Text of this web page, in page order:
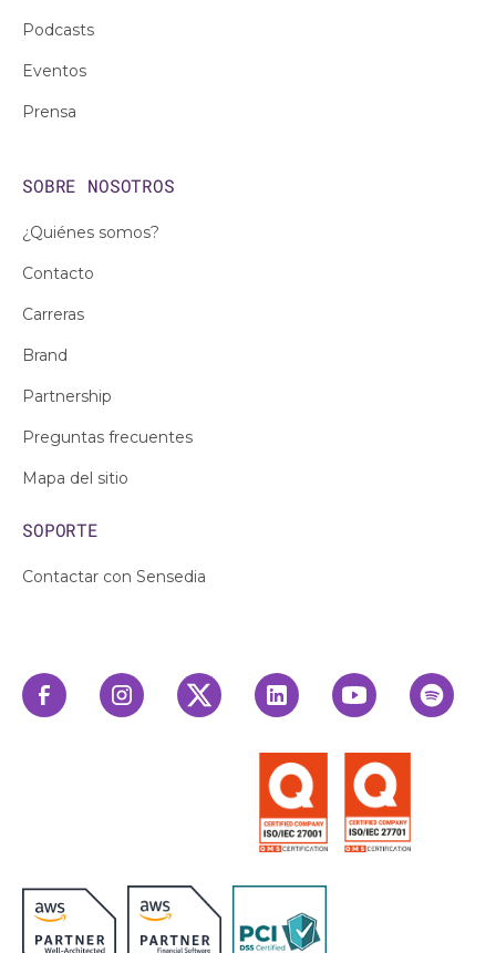
Podcasts
Eventos
Prensa
SOBRE NOSOTROS
¿Quiénes somos?
Contacto
Carreras
Brand
Partnership
Preguntas frecuentes
Mapa del sitio
SOPORTE
Contactar con Sensedia